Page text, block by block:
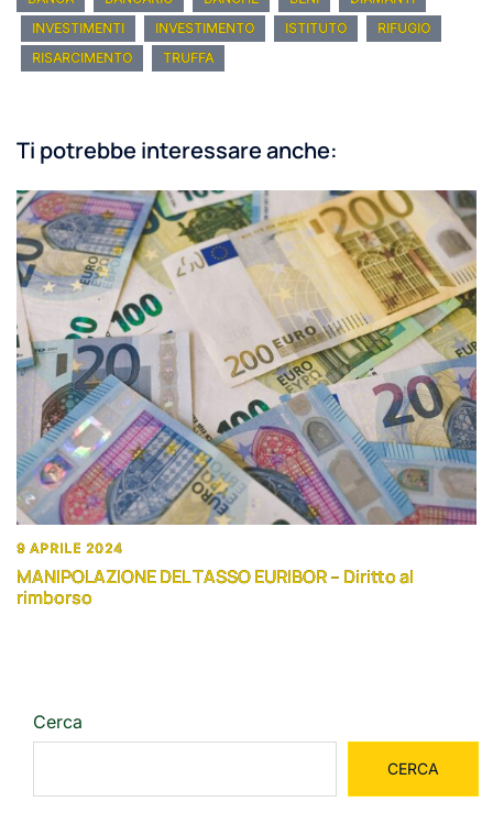
INVESTIMENTI
INVESTIMENTO ISTITUTO
RIFUGIO
RISARCIMENTO
TRUFFA
Ti potrebbe interessare anche:
9 APRILE 2024
MANIPOLAZIONE DEL TASSO EURIBOR – Diritto al
rimborso
Cerca
CERCA